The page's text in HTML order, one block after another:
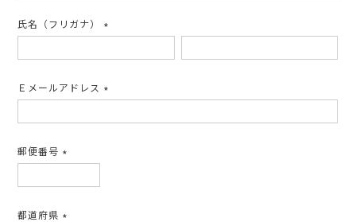
氏名（フリガナ）
須)
Ｅメールアドレス
須)
郵便番号
須)
都道府県